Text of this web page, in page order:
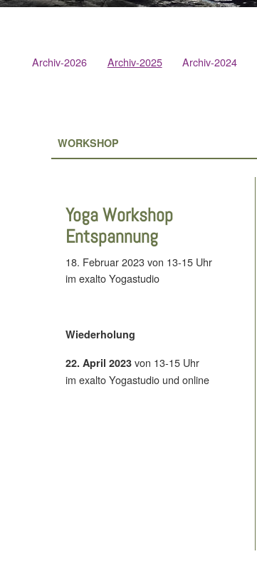
Archiv-2026 Archiv-2025 Archiv-2024
WORKSHOP
Yoga Workshop
Entspannung
18. Februar 2023 von 13-15 Uhr
im exalto Yogastudio
Wiederholung
22. April 2023von 13-15 Uhr
im exalto Yogastudio und online